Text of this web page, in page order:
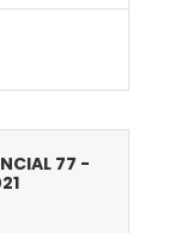
77 -